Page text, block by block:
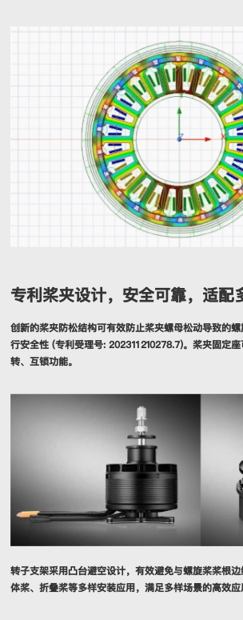
专利桨夹设计，安全可靠，适配
创新的桨夹防松结构可有效防止桨夹螺母松动导致的
行安全性 (专利受理号: 202311210278.7)。桨夹固定
转、互锁功能。
转子支架采用凸台避空设计，有效避免与螺旋桨桨根
体桨、折叠桨等多样安装应用，满足多样场景的高效应